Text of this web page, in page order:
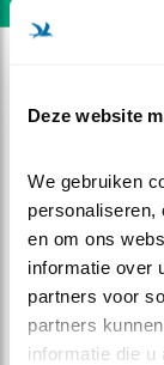
Deze website
We gebruiken
personaliseren,
en om ons
informatie over
partners voor
partners
informatie die u